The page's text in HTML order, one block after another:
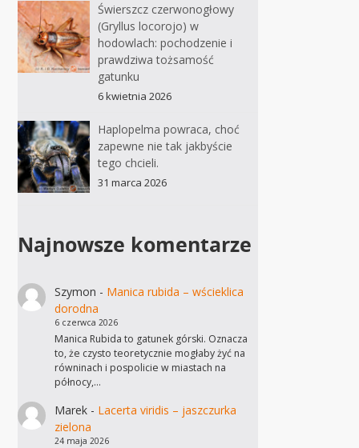
Świerszcz czerwonogłowy
(Gryllus locorojo) w
hodowlach: pochodzenie i
prawdziwa tożsamość
gatunku
6 kwietnia 2026
Haplopelma powraca, choć
zapewne nie tak jakbyście
tego chcieli.
31 marca 2026
Najnowsze komentarze
Szymon - Manica rubida – wścieklica
dorodna
6 czerwca 2026
Manica Rubida to gatunek górski. Oznacza
to, że czysto teoretycznie mogłaby żyć na
równinach i pospolicie w miastach na
północy,…
Marek- Lacerta viridis – jaszczurka
zielona
24 maja 2026